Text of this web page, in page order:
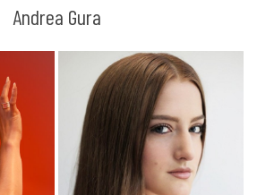
Andrea Gura